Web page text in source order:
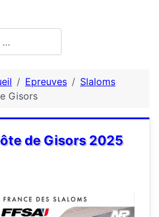
Epreuves
Slaloms
Gisors
de Gisors 2025